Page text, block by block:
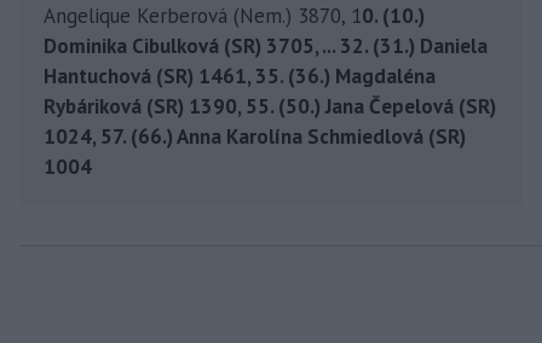
Angelique Kerberová (Nem.) 3870, 10. (10.)
Dominika Cibulková (SR) 3705, ... 32. (31.) Daniela
Hantuchová (SR) 1461, 35. (36.) Magdaléna
Rybáriková (SR) 1390, 55. (50.) Jana Čepelová (SR)
1024, 57. (66.) Anna Karolína Schmiedlová (SR)
1004